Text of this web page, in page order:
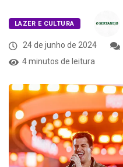
LAZER E CULTURA
24 de junho de 2024
4 minutos de leitura